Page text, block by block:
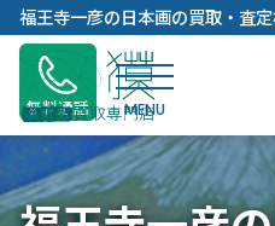
福王寺一彦の日本画の買取・査
無料通話